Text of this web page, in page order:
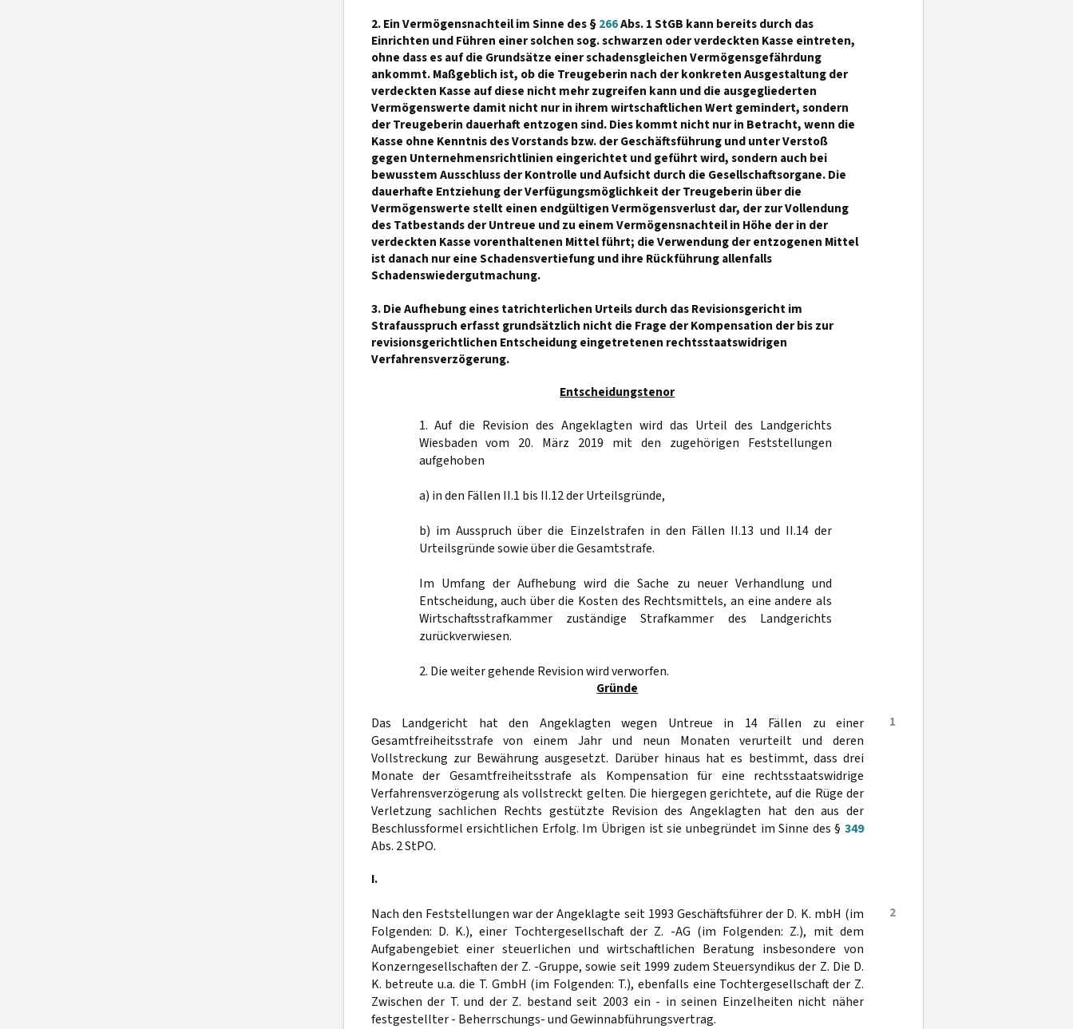
2. Ein Vermögensnachteil im Sinne des §266Abs. 1 StGB kann bereits durch das
Einrichten und Führen einer solchen sog. schwarzen oder verdeckten Kasse eintreten,
ohne dass es auf die Grundsätze einer schadensgleichen Vermögensgefährdung
ankommt. Maßgeblich ist, ob die Treugeberin nach der konkreten Ausgestaltung der
verdeckten Kasse auf diese nicht mehr zugreifen kann und die ausgegliederten
Vermögenswerte damit nicht nur in ihrem wirtschaftlichen Wert gemindert, sondern
der Treugeberin dauerhaft entzogen sind. Dies kommt nicht nur in Betracht, wenn die
Kasse ohne Kenntnis des Vorstands bzw. der Geschäftsführung und unter Verstoß
gegen Unternehmensrichtlinien eingerichtet und geführt wird, sondern auch bei
bewusstem Ausschluss der Kontrolle und Aufsicht durch die Gesellschaftsorgane. Die
dauerhafte Entziehung der Verfügungsmöglichkeit der Treugeberin über die
Vermögenswerte stellt einen endgültigen Vermögensverlust dar, der zur Vollendung
des Tatbestands der Untreue und zu einem Vermögensnachteil in Höhe der in der
verdeckten Kasse vorenthaltenen Mittel führt; die Verwendung der entzogenen Mittel
ist danach nur eine Schadensvertiefung und ihre Rückführung allenfalls
Schadenswiedergutmachung.
3. Die Aufhebung eines tatrichterlichen Urteils durch das Revisionsgericht im
Strafausspruch erfasst grundsätzlich nicht die Frage der Kompensation der bis zur
revisionsgerichtlichen Entscheidung eingetretenen rechtsstaatswidrigen
Verfahrensverzögerung.
Entscheidungstenor
1. Auf die Revision des Angeklagten wird das Urteil des Landgerichts
Wiesbaden vom 20. März 2019 mit den zugehörigen Feststellungen
aufgehoben
a) in den Fällen II.1 bis II.12 der Urteilsgründe,
b) im Ausspruch über die Einzelstrafen in den Fällen II.13 und II.14 der
Urteilsgründe sowie über die Gesamtstrafe.
Im Umfang der Aufhebung wird die Sache zu neuer Verhandlung und
Entscheidung, auch über die Kosten des Rechtsmittels, an eine andere als
Wirtschaftsstrafkammer zuständige Strafkammer des Landgerichts
zurückverwiesen.
2. Die weiter gehende Revision wird verworfen.
Gründe
1
Das Landgericht hat den Angeklagten wegen Untreue in 14 Fällen zu einer
Gesamtfreiheitsstrafe von einem Jahr und neun Monaten verurteilt und deren
Vollstreckung zur Bewährung ausgesetzt. Darüber hinaus hat es bestimmt, dass drei
Monate der Gesamtfreiheitsstrafe als Kompensation für eine rechtsstaatswidrige
Verfahrensverzögerung als vollstreckt gelten. Die hiergegen gerichtete, auf die Rüge der
Verletzung sachlichen Rechts gestützte Revision des Angeklagten hat den aus der
Beschlussformel ersichtlichen Erfolg. Im Übrigen ist sie unbegründet im Sinne des § 349
Abs. 2 StPO.
I.
2
Nach den Feststellungen war der Angeklagte seit 1993 Geschäftsführer der D. K. mbH (im
Folgenden: D. K.), einer Tochtergesellschaft der Z. -AG (im Folgenden: Z.), mit dem
Aufgabengebiet einer steuerlichen und wirtschaftlichen Beratung insbesondere von
Konzerngesellschaften der Z. -Gruppe, sowie seit 1999 zudem Steuersyndikus der Z. Die D.
K. betreute u.a. die T. GmbH (im Folgenden: T.), ebenfalls eine Tochtergesellschaft der Z.
Zwischen der T. und der Z. bestand seit 2003 ein - in seinen Einzelheiten nicht näher
festgestellter - Beherrschungs- und Gewinnabführungsvertrag.